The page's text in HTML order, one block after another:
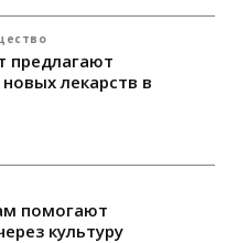
предлагают
лекарств в
помогают
культуру